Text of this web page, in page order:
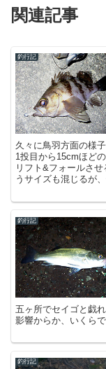
関連記事
釣行記
久々に鳥羽方面の様
1投目から15cmほど
リフト&フォールさ
うサイズも混じるが
釣行記
五ヶ所でセイゴと戯
影響からか、いくら
釣行記